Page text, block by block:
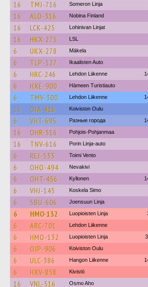
16 TMJ-716 Someron Linja
16 ALO-316 Nobina Finland
16 LCK-425 Lohinivan Linjat
16 HKX-275 LSL
6 UKX-278 Mäkela
6 TLP-127 Ikaalisten Auto
6 HRC-246 Lehdon Liikenne
6 HXE-900 Hämeen Turistiauto
6 TMV-300 Lehdon Liikenne
16 OJA-416 Koiviston Oulu
6 VHT-695 Разные города
16 OHR-516 Pohjois-Pohjanmaa
16 TNV-616 Porin Linja-auto
6 REJ-533 Toimi Vento
6 OHO-494 Nevakivi
6 OHT-456 Kyllonen
6 VHJ-145 Koskela Simo
6 SBU-606 Joensuun Linja
6 HMO-132 Luopioisten Linja
6 ARC-701 Lehdon Liikenne
6 HMO-132 Luopioisten Linja
6 OJP-906 Koiviston Oulu
6 ULC-386 Hangon Liikenne
6 HXV-858 Kivistö
16 VNL-516 Osmo Aho